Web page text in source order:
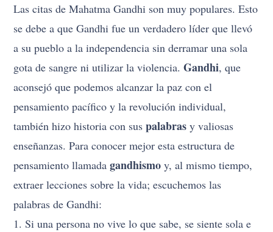
Las citas de Mahatma Gandhi son muy populares. Esto
se debe a que Gandhi fue un verdadero líder que llevó
a su pueblo a la independencia sin derramar una sola
gota de sangre ni utilizar la violencia.Gandhi, que
aconsejó que podemos alcanzar la paz con el
pensamiento pacífico y la revolución individual,
también hizo historia con suspalabras y valiosas
enseñanzas. Para conocer mejor esta estructura de
pensamiento llamadagandhismo y, al mismo tiempo,
extraer lecciones sobre la vida; escuchemos las
palabras de Gandhi:
1. Si una persona no vive lo que sabe, se siente sola e